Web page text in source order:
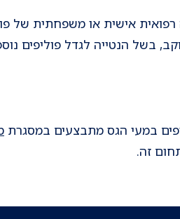
רפואית אישית או משפחתית של
במעי הגס מתבצעים במסגרת
זה.